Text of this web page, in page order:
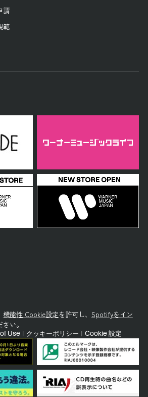
請
範
機能性 Cookie設定を許可し、 Spotifyをイン
い。
of Use クッキーポリシー Cookie 設定